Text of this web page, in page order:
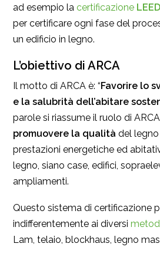
ad esempio la certificazione LEED
per certificare ogni fase del
un edificio in legno.
L’obiettivo di ARCA
Il motto di ARCA è: “Favorire lo
e la salubrità dell’abitare
parole si riassume il ruolo di
promuovere la qualità del
prestazioni energetiche ed
legno, siano case, edifici,
ampliamenti.
Questo sistema di certificazione
indifferentemente ai diversi
Lam, telaio, blockhaus, legno